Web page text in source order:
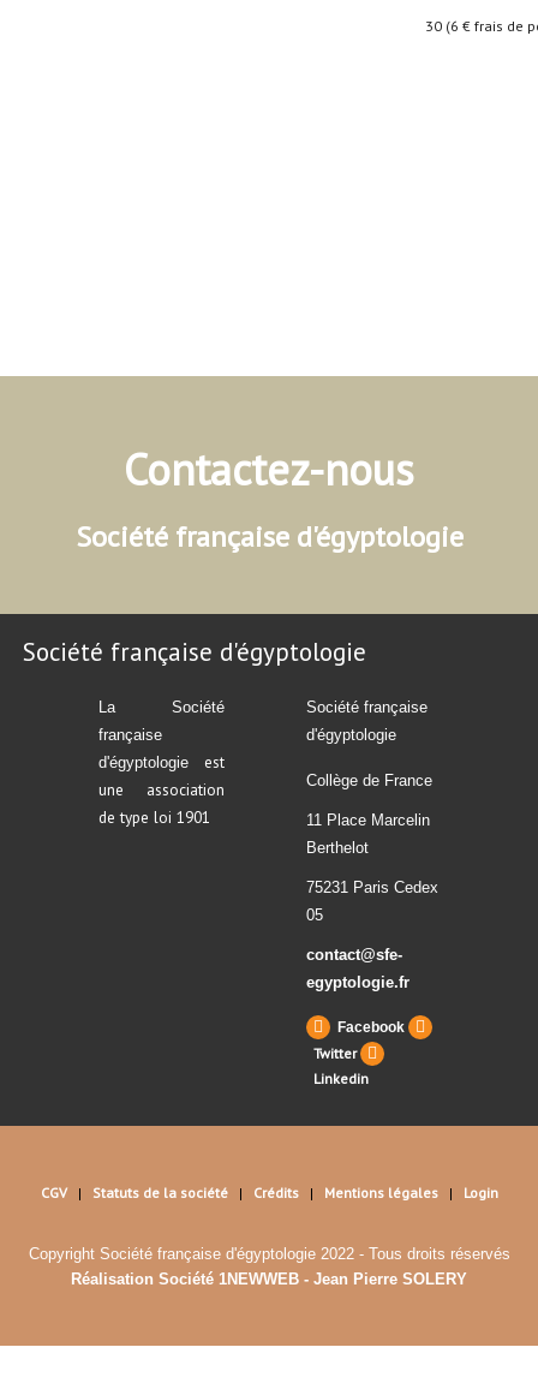
30 (6 € frais de
Contactez-nous
Société française d'égyptologie
Société française d'égyptologie
La Société
française
d'égyptologieest
une association
de type loi 1901
Société française
d'égyptologie
Collège de France
11 Place Marcelin
Berthelot
75231 Paris Cedex
05
contact@sfe-
egyptologie.fr
Facebook
Twitter
Linkedin
CGV Statuts de la société Crédits Mentions légales Login
Copyright Société française d'égyptologie 2022 - Tous droits réservés
Réalisation Société 1NEWWEB - Jean Pierre SOLERY